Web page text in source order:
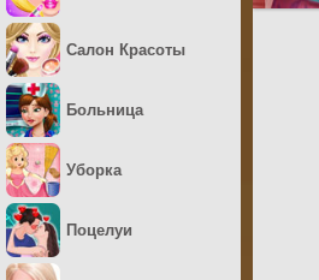
Салон Красоты
Больница
Уборка
Поцелуи